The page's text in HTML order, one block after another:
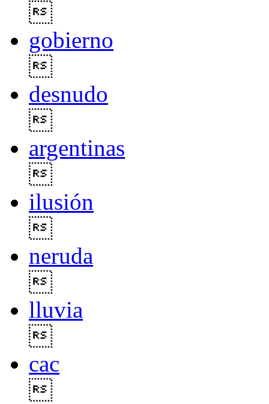
gobierno
desnudo
argentinas
ilusión
neruda
lluvia
cac